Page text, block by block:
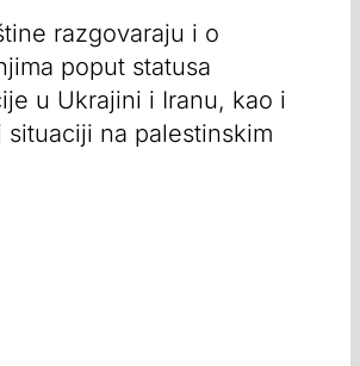
razgovaraju i o
poput statusa
u Ukrajini i Iranu, kao i
situaciji na palestinskim